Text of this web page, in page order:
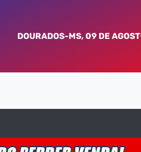
DOURADOS-MS, 09 DE